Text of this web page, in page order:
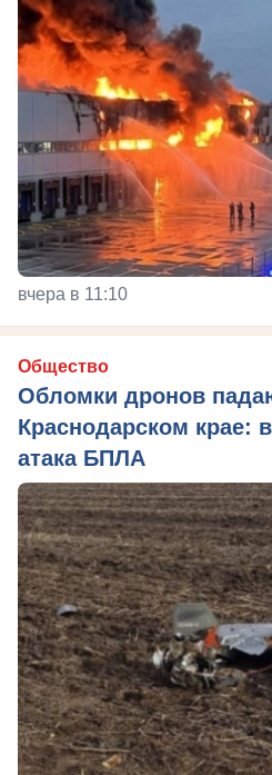
вчера в 11:10
Общество
Обломки дронов
Краснодарском крае:
атака БПЛА